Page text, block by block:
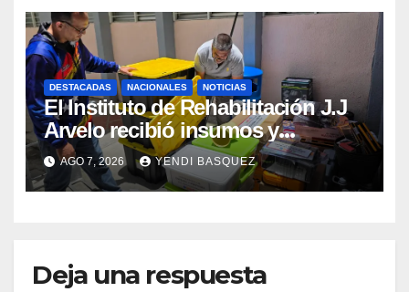
DESTACADAS NACIONALES NOTICIAS
El Instituto de Rehabilitación J.J
Arvelo recibió insumos y
herramientas para la atención de
personas con discapacidad
AGO 7, 2026 YENDI BASQUEZ
Deja una respuesta